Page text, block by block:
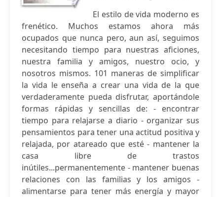
El estilo de vida moderno es
frenético. Muchos estamos ahora más
ocupados que nunca pero, aun así, seguimos
necesitando tiempo para nuestras aficiones,
nuestra familia y amigos, nuestro ocio, y
nosotros mismos. 101 maneras de simplificar
la vida le enseña a crear una vida de la que
verdaderamente pueda disfrutar, aportándole
formas rápidas y sencillas de: - encontrar
tiempo para relajarse a diario - organizar sus
pensamientos para tener una actitud positiva y
relajada, por atareado que esté - mantener la
casa libre de trastos
inútiles...permanentemente - mantener buenas
relaciones con las familias y los amigos -
alimentarse para tener más energía y mayor